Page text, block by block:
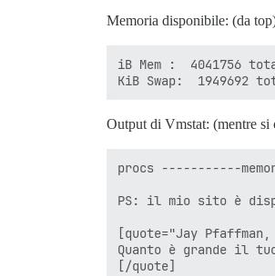
Memoria disponibile: (da
iB Mem :  4041756
Output di Vmstat: (mentre si
procs -----------
PS: il mio sito è
[quote="Jay
Quanto è grande il
[/quote]